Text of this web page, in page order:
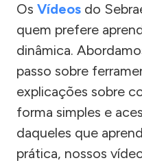
Os Vídeos do
quem prefere
dinâmica.
passo sobre
explicações sobre
forma simples e
daqueles que
prática, nossos